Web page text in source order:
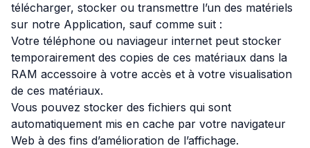
télécharger, stocker ou transmettre l’un des matériels
sur notre Application, sauf comme suit :
Votre téléphone ou naviageur internet peut stocker
temporairement des copies de ces matériaux dans la
RAM accessoire à votre accès et à votre visualisation
de ces matériaux.
Vous pouvez stocker des fichiers qui sont
automatiquement mis en cache par votre navigateur
Web à des fins d’amélioration de l’affichage.